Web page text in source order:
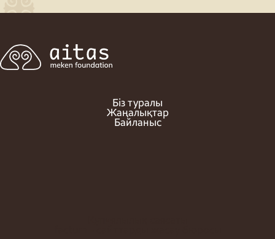
Біз туралы
Жаңалықтар
Байланыс